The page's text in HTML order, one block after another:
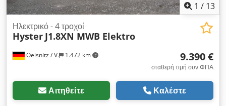
1 / 13
Oelsnitz / V. 1.472 km
Ηλεκτρικό - 4 τροχοί
Hyster J1.8XN MWB Elektro
9.390 €
σταθερή τιμή συν ΦΠΑ
Αιτηθείτε Καλέστε